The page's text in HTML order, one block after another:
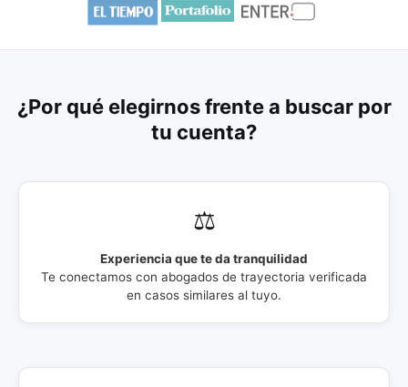
¿Por qué elegirnos frente a buscar por
tu cuenta?
⚖️
Experiencia que te da tranquilidad
Te conectamos con abogados de trayectoria verificada
en casos similares al tuyo.